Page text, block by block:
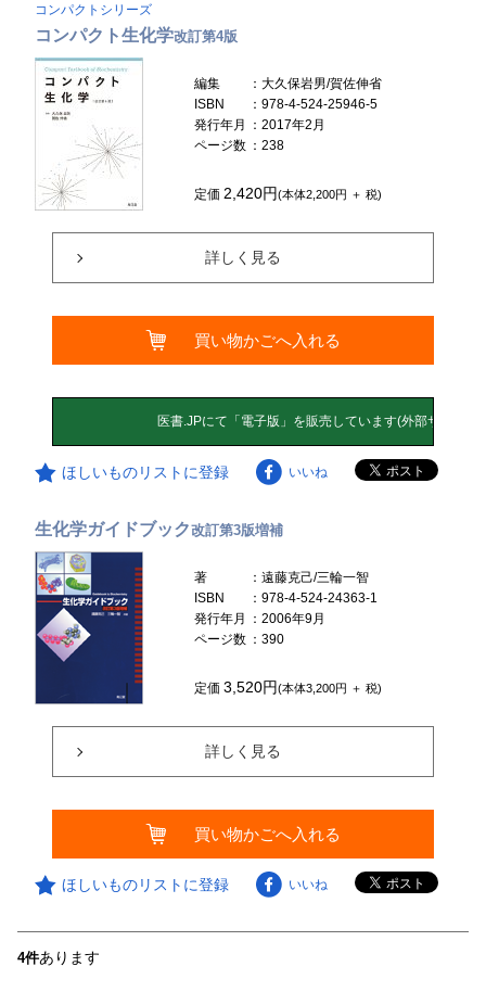
コンパクトシリーズ
コンパクト生化学改訂第4版
編集
：大久保岩男/賀佐伸省
ISBN
：978-4-524-25946-5
発行年月
：2017年2月
ページ数 ：238
定価2,420円(本体2,200円 ＋ 税)
詳しく見る
買い物かごへ入れる
ほしいものリストに登録 いいね
生化学ガイドブック改訂第3版増補
著
：遠藤克己/三輪一智
ISBN
：978-4-524-24363-1
発行年月
：2006年9月
ページ数 ：390
定価3,520円(本体3,200円 ＋ 税)
詳しく見る
買い物かごへ入れる
ほしいものリストに登録 いいね
4件あります